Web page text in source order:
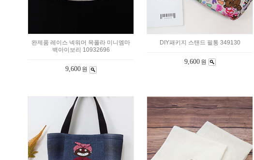
완제품 레이스 넥워머 목폴라 미니엠마
백아이보리 10932696
9,600 원
DIY패키지 스탠드 필통 349130
9,600 원